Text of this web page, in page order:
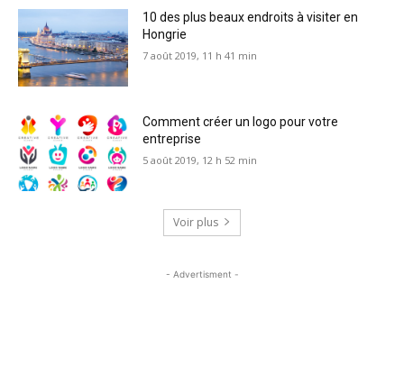
10 des plus beaux endroits à visiter en
Hongrie
7 août 2019, 11 h 41 min
Comment créer un logo pour votre
entreprise
5 août 2019, 12 h 52 min
Voir plus
- Advertisment -